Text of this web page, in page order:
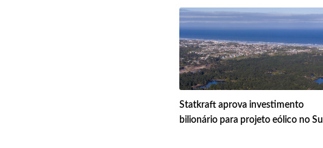
Statkraft aprova investimento
bilionário para projeto eólico no Sul